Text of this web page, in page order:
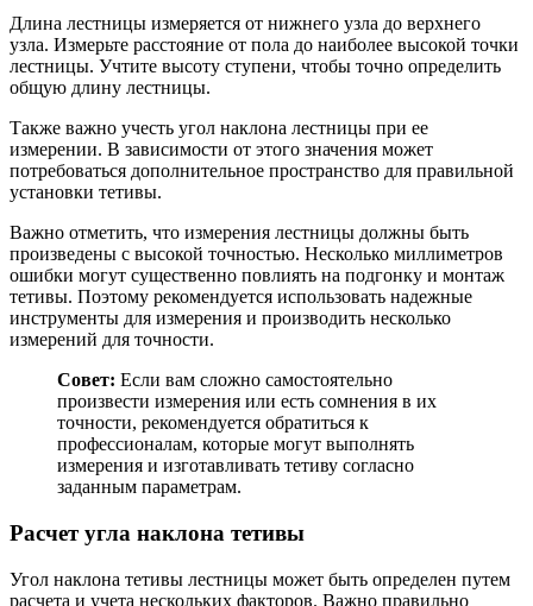
Длина лестницы измеряется от нижнего узла до верхнего
узла. Измерьте расстояние от пола до наиболее высокой точки
лестницы. Учтите высоту ступени, чтобы точно определить
общую длину лестницы.
Также важно учесть угол наклона лестницы при ее
измерении. В зависимости от этого значения может
потребоваться дополнительное пространство для правильной
установки тетивы.
Важно отметить, что измерения лестницы должны быть
произведены с высокой точностью. Несколько миллиметров
ошибки могут существенно повлиять на подгонку и монтаж
тетивы. Поэтому рекомендуется использовать надежные
инструменты для измерения и производить несколько
измерений для точности.
Совет: Если вам сложно самостоятельно
произвести измерения или есть сомнения в их
точности, рекомендуется обратиться к
профессионалам, которые могут выполнять
измерения и изготавливать тетиву согласно
заданным параметрам.
Расчет угла наклона тетивы
Угол наклона тетивы лестницы может быть определен путем
расчета и учета нескольких факторов. Важно правильно